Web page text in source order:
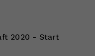
2020 - Start